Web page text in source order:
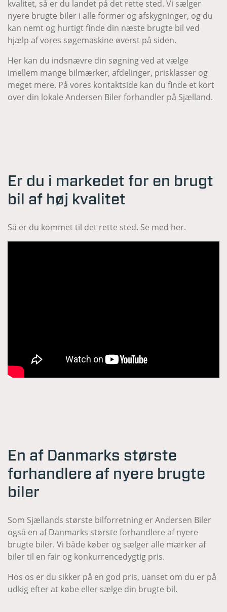
kvalitet, så er du landet på det rette sted. Vi sælger
nyere brugte biler i alle former og afskygninger, og du
kan nemt og hurtigt finde din næste brugte bil ved
hjælp af vores søgemaskine øverst på siden.
Her kan du indsnævre din søgning ved at vælge
imellem mange bilmærker, afdelinger, prisklasser og
meget mere. På vores kontaktside kan du finde et kort
over din lokale Andersen Biler forhandler på Sjælland.
Er du i markedet for en brugt
bil af høj kvalitet
Så er du kommet til det rette sted. Se med her.
En af Danmarks største
forhandlere af nyere brugte
biler
Som Sjællands største bilforretning er Andersen Biler
også en af Danmarks største forhandlere af nyere
brugte biler. Vi både køber og sælger alle mærker af
biler til en fair og konkurrencedygtig pris.
Hos os er du sikker på en god pris, uanset om du er på
udkig efter at købe eller sælge din brugte bil.